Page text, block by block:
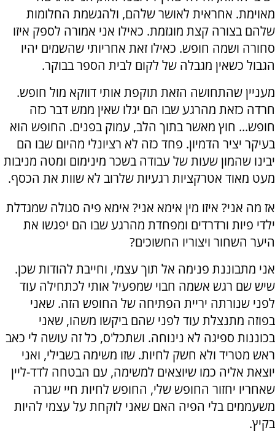
מאוימת. אחראית לאושר שלהם, ולהגשמת החלומות
שלהם בצורה קצת מוגזמת. כאילו אני אמורה לספק איזו
סחורה ושמה חופש. כאילו זאת אחריותי שהשמים יהיו
הגבול כשאין מגבלה של לקום לבית הספר בבוקר.
מעניין שהתחושה הזאת תוקפת אותי דווקא מול חופש.
חרדה כזאת מהרגע שבו הם יגלו שאין ממש דבר כזה
חופש... חוץ מאשר בתוך הלב, עמוק בפנים. החופש הוא
בעיקר יציר הדמיון. פחד כזה לא רציונלי מהיום שבו הם
יבינו שהמון שעות של עבודה בשכר מינימום ומטה מניבות
מעט מאוד אטרקציות רגעיות שלרוב לא שוות את הכסף.
אז מה אני? איזו מין אימא אני? אימא פיה סגולה שמגדלת
ילדי פיות ורדרדים ומפחדת מהרגע שבו הם יפגשו את
היער השחור ויצוריו החשוכים?
אני מתבוננת פנימה אל תוך עצמי, וחייבת להודות שכן.
שיש שם רגש אשמה חבוי שמפעיל אותי לכתחילה עוד
לפני שנורתה יריית הפתיחה של החופש הזה. שאני
בפוזה מתנצלת עוד לפני שהם ביקשו משהו, שאני
בכוננות ספיגה לא נינוחה. ושתכל'ס, כל זה עושה לי כאב
ראש מטריד ולא חשק לחיות. שזו משימה בשבילי, ואני
יוצאת אליה כמו שיוצאים למשימה, עם הבטחה לדד-ליין
שאחריו יחזור החופש שלי, החופש לחיות חיי שגרה
משעממים בלי הפיה האם שאני לוקחת על עצמי להיות
בקיץ.